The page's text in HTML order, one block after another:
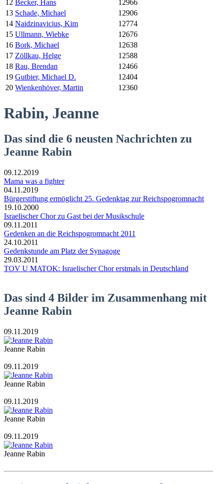
12 Becker, Hans
12966
13 Schade, Michael
12906
14 Naidzinavicius, Kim
12774
15 Ullmann, Wiebke
12676
16 Bork, Michael
12638
17 Zöllkau, Helge
12588
18 Rau, Brendan
12466
19 Gutbier, Michael D.
12404
20 Wienkenhöver, Martin 12360
Rabin, Jeanne
Das sind die 6 neusten Nachrichten zu
Jeanne Rabin
09.12.2019
Mama was a fighter
04.11.2019
Bürgerstiftung ermöglicht 25. Gedenktag zur Reichspogromnacht
19.10.2000
Israelischer Chor zu Gast bei der Musikschule
09.11.2011
Gedenken an die Reichspogromnacht 2011
24.10.2011
Gedenkstunde am Platz der Synagoge
29.03.2011
TOV U MATOK: Israelischer Chor erstmals in Deutschland
Das sind 4 Bilder im Zusammenhang mit
Jeanne Rabin
09.11.2019
Jeanne Rabin
09.11.2019
Jeanne Rabin
09.11.2019
Jeanne Rabin
09.11.2019
Jeanne Rabin